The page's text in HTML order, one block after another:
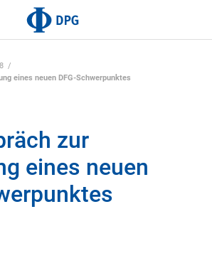
eines neuen DFG-Schwerpunktes
zur
eines neuen